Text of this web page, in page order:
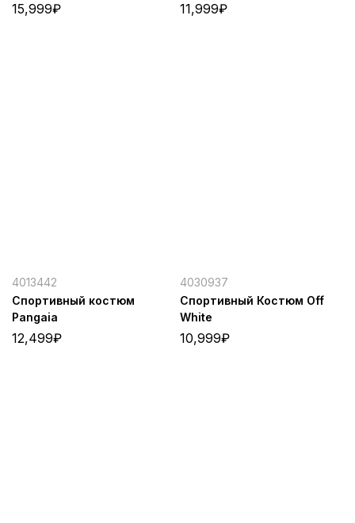
15,999₽ 11,999₽
4013442
Спортивный костюм
Pangaia
12,499₽
4030937
Спортивный Костюм Off
White
10,999₽